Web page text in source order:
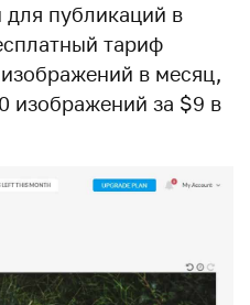
публикаций в
тариф
в месяц,
изображений за $9 в